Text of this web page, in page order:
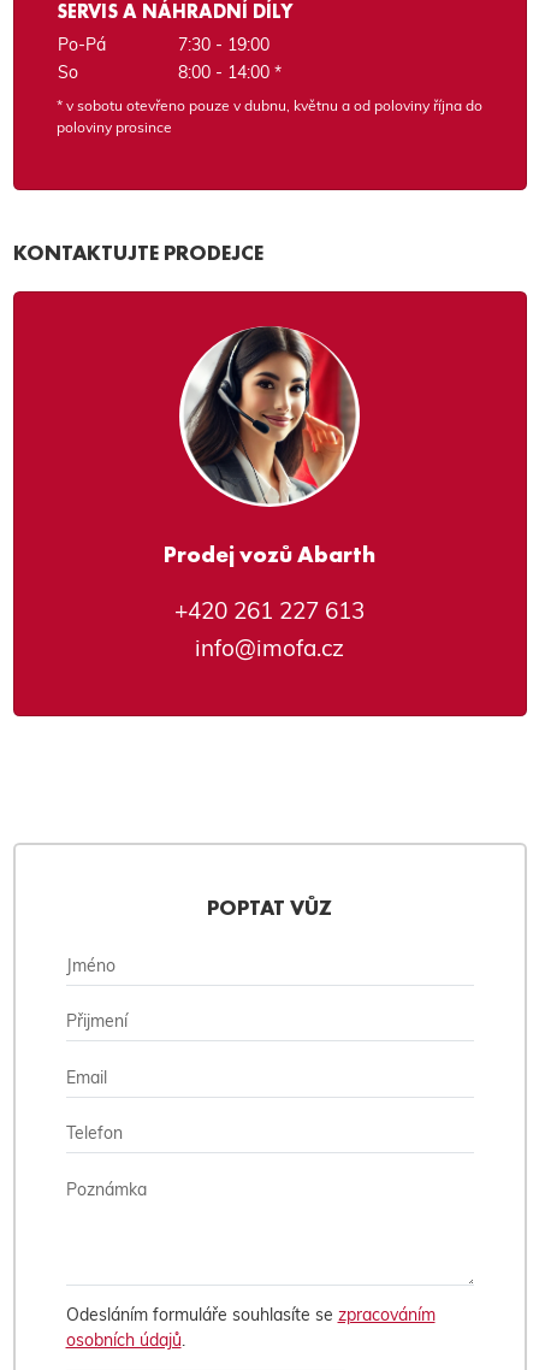
SERVIS A NÁHRADNÍ DÍLY
Po-Pá
7:30 - 19:00
So
8:00 - 14:00 *
* v sobotu otevřeno pouze v dubnu, květnu a od poloviny října do
poloviny prosince
KONTAKTUJTE PRODEJCE
Prodej vozů Abarth
+420 261 227 613
info@imofa.cz
POPTAT VŮZ
Odesláním formuláře souhlasíte se zpracováním
osobních údajů.